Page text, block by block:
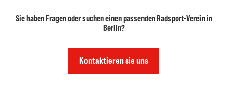
Sie haben Fragen oder suchen einen passenden Radsport-Verein in
Berlin?
Kontaktieren sie uns